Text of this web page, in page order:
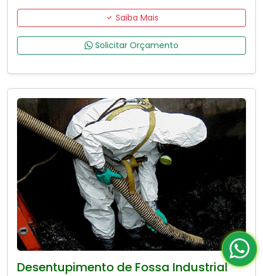
Saiba Mais
Solicitar Orçamento
Desentupimento de Fossa Industrial